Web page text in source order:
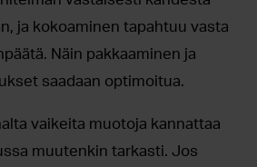
ja kokoaminen tapahtuu vasta
Näin pakkaaminen ja
saadaan optimoitua.
vaikeita muotoja kannattaa
muutenkin tarkasti. Jos